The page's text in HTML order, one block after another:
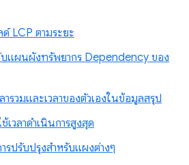
LCP ตามระยะ
บแผนผังทรัพยากร Dependency ของ
ารวมและเวลาของตัวเองในข้อมูลสรุป
เวลาดำเนินการสูงสุด
รปรับปรุงสำหรับแผงต่างๆ